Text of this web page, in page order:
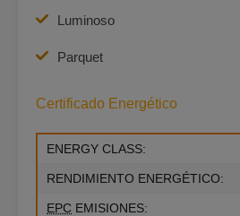
Luminoso
Parquet
Certificado Energético
ENERGY CLASS:
RENDIMIENTO ENERGÉTICO:
EPC EMISIONES: